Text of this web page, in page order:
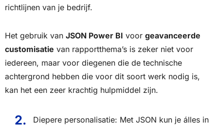
richtlijnen van je bedrijf.
Het gebruik van JSON Power BI voor geavanceerde
customisatie van rapportthema’s is zeker niet voor
iedereen, maar voor diegenen die de technische
achtergrond hebben die voor dit soort werk nodig is,
kan het een zeer krachtig hulpmiddel zijn.
Diepere personalisatie: Met JSON kun je álles in